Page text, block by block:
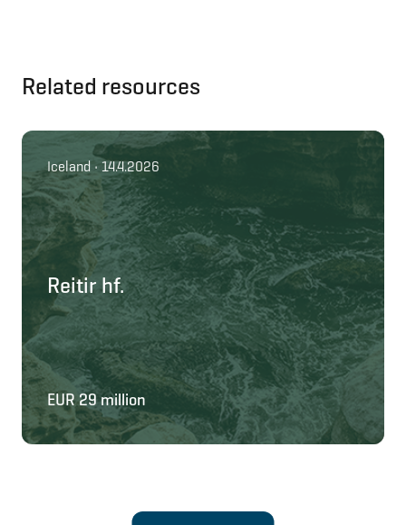
Related resources
Iceland • 14.4.2026
Reitir hf.
EUR 29 million